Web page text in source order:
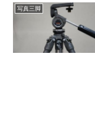
写真三脚